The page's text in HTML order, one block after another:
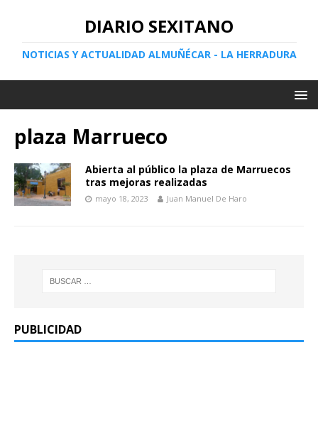
DIARIO SEXITANO
NOTICIAS Y ACTUALIDAD ALMUÑÉCAR - LA HERRADURA
plaza Marrueco
Abierta al público la plaza de Marruecos
tras mejoras realizadas
mayo 18, 2023 Juan Manuel De Haro
PUBLICIDAD